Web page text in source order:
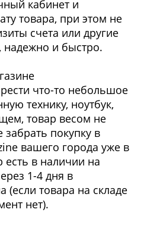
кабинет и
товара, при этом не
счета или другие
надежно и быстро.
что-то небольшое
технику, ноутбук,
товар весом не
покупку в
вашего города уже в
есть в наличии на
1-4 дня в
(если товара на складе
нет).